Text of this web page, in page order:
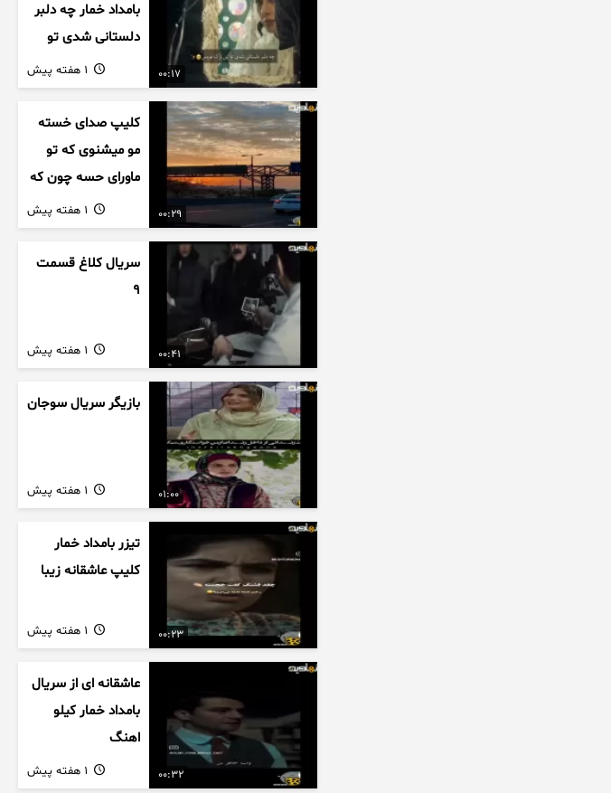
00:17
بامداد خمار چه دلبر
دلستانی شدی تو
این بزک عروس..
00:29
کلیپ صدای خسته
مو میشنوی که تو
ماورای حسه چون که
داریم می رسیم به
اخرای قصه
00:41
سریال کلاغ قسمت
9
01:00
بازیگر سریال سوجان
00:23
تیزر بامداد خمار
کلیپ عاشقانه زیبا
00:32
عاشقانه ای از سریال
بامداد خمار کیلو
اهنگ